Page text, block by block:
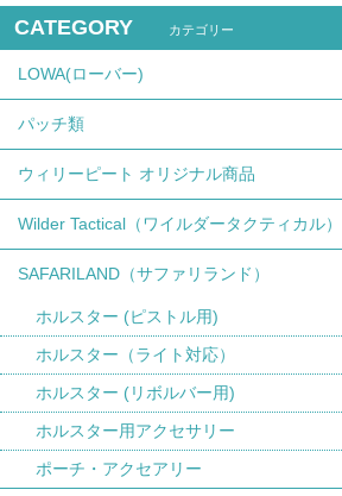
CATEGORY カテゴリー
LOWA(ローバー)
パッチ類
ウィリーピート オリジナル商品
Wilder Tactical（ワイルダータクティカル）
SAFARILAND（サファリランド）
ホルスター (ピストル用)
ホルスター（ライト対応）
ホルスター (リボルバー用)
ホルスター用アクセサリー
ポーチ・アクセアリー